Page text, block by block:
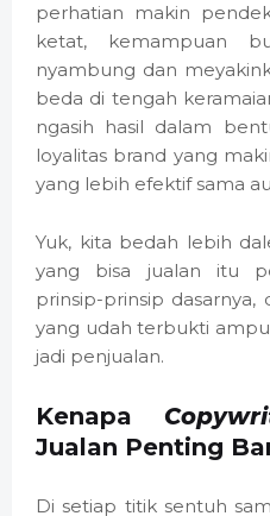
perhatian makin
ketat, kemampuan
nyambung dan
beda di tengah
ngasih hasil dalam
loyalitas brand yang
yang lebih efektif sama
Yuk, kita bedah lebih
yang bisa jualan itu
prinsip-prinsip
yang udah terbukti
jadi penjualan.
Kenapa
Jualan Penting
Di setiap titik sentuh